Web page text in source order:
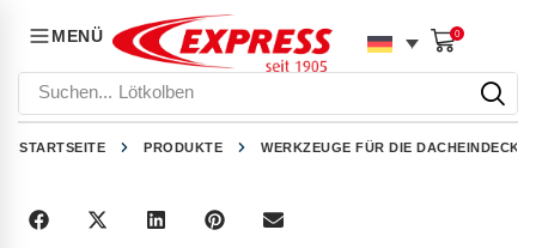
MENÜ 0
Suchen... Lötkolben
STARTSEITE PRODUKTE WERKZEUGE FÜR DIE